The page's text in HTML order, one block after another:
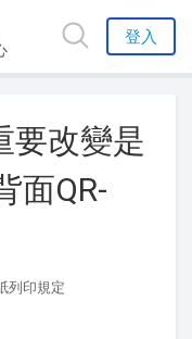
登入
要改變是
面QR-
列印規定